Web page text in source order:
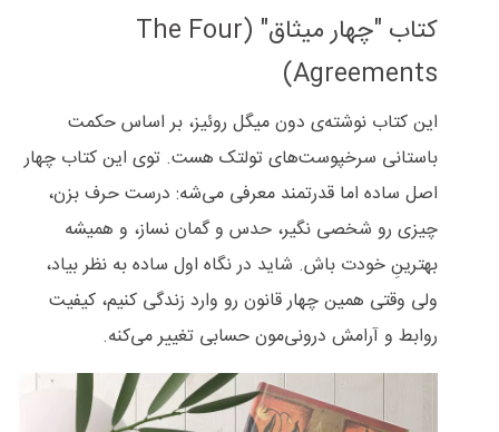
کتاب "چهار میثاق" (The Four
Agreements)
این کتاب نوشته‌ی دون میگل روئیز، بر اساس حکمت
باستانی سرخپوست‌های تولتک هست. توی این کتاب چهار
اصل ساده اما قدرتمند معرفی می‌شه: درست حرف بزن،
چیزی رو شخصی نگیر، حدس و گمان نساز، و همیشه
بهترینِ خودت باش. شاید در نگاه اول ساده به نظر بیاد،
ولی وقتی همین چهار قانون رو وارد زندگی کنیم، کیفیت
روابط و آرامش درونی‌مون حسابی تغییر می‌کنه.